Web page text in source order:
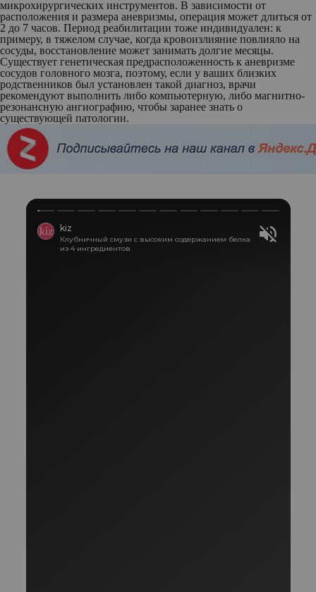
микрохирургических инструментов. В зависимости от
расположения и размера аневризмы, операция может длиться от
2 до 7 часов. Период реабилитации тоже индивидуален: к
примеру, в тяжелом случае, когда кровоизлияние повлияло на
сосуды, восстановление может занимать долгие месяцы.
Существует генетическая предрасположенность к аневризме
сосудов головного мозга, поэтому, если у ваших близких
родственников был установлен такой диагноз, врачи
рекомендуют выполнить либо компьютерную, либо магнитно-
резонансную ангиографию, чтобы заранее знать о
существующей патологии.